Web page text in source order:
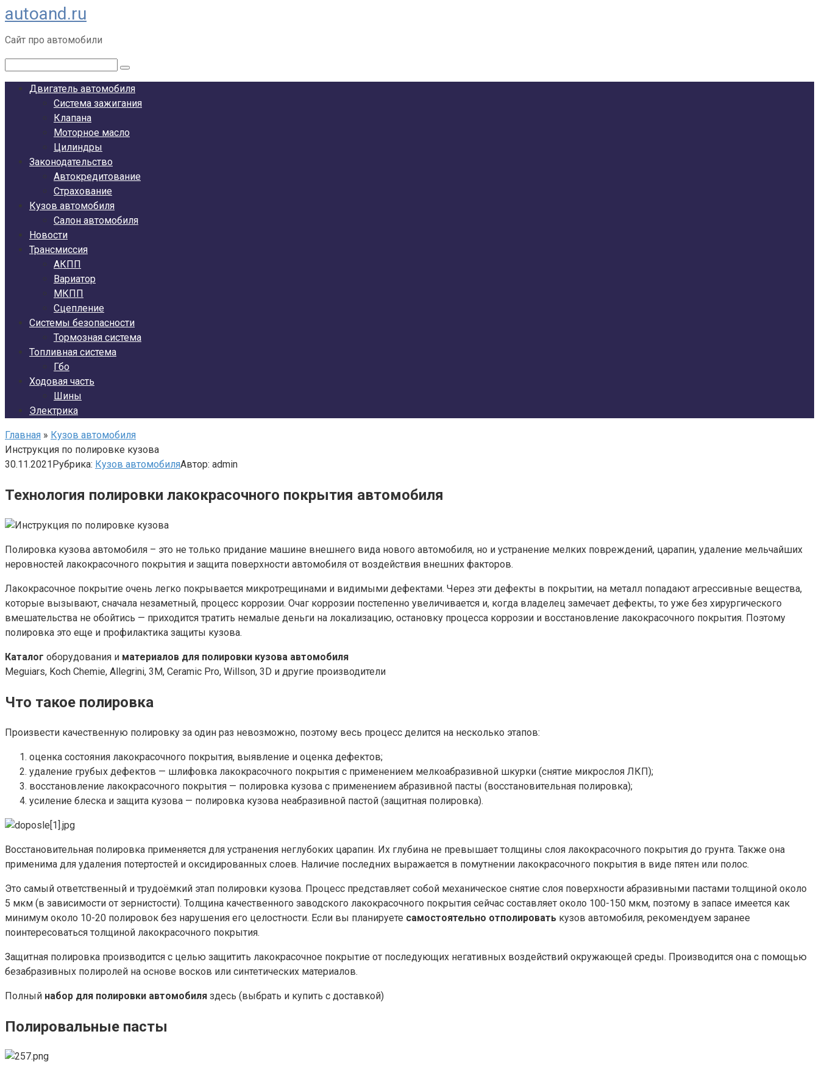
Перейти
к
контенту
autoand.ru
Сайт про автомобили
Двигатель автомобиля
Система зажигания
Клапана
Моторное масло
Цилиндры
Законодательство
Автокредитование
Страхование
Кузов автомобиля
Салон автомобиля
Новости
Трансмиссия
АКПП
Вариатор
МКПП
Сцепление
Системы безопасности
Тормозная система
Топливная система
Гбо
Ходовая часть
Шины
Электрика
Главная » Кузов автомобиля
Инструкция по полировке кузова
30.11.2021Рубрика: Кузов автомобиляАвтор: admin
Технология полировки лакокрасочного покрытия автомобиля
Полировка кузова автомобиля – это не только придание машине внешнего вида нового автомобиля, но и устранение мелких повреждений, царапин, удаление мельчайших
неровностей лакокрасочного покрытия и защита поверхности автомобиля от воздействия внешних факторов.
Лакокрасочное покрытие очень легко покрывается микротрещинами и видимыми дефектами. Через эти дефекты в покрытии, на металл попадают агрессивные вещества,
которые вызывают, сначала незаметный, процесс коррозии. Очаг коррозии постепенно увеличивается и, когда владелец замечает дефекты, то уже без хирургического
вмешательства не обойтись — приходится тратить немалые деньги на локализацию, остановку процесса коррозии и восстановление лакокрасочного покрытия. Поэтому
полировка это еще и профилактика защиты кузова.
Каталог оборудования и материалов для полировки кузова автомобиля
Meguiars, Koch Chemie, Allegrini, 3M, Ceramic Pro, Willson, 3D и другие производители
Что такое полировка
Произвести качественную полировку за один раз невозможно, поэтому весь процесс делится на несколько этапов:
оценка состояния лакокрасочного покрытия, выявление и оценка дефектов;
удаление грубых дефектов — шлифовка лакокрасочного покрытия с применением мелкоабразивной шкурки (снятие микрослоя ЛКП);
восстановление лакокрасочного покрытия — полировка кузова с применением абразивной пасты (восстановительная полировка);
усиление блеска и защита кузова — полировка кузова неабразивной пастой (защитная полировка).
Восстановительная полировка применяется для устранения неглубоких царапин. Их глубина не превышает толщины слоя лакокрасочного покрытия до грунта. Также она
применима для удаления потертостей и оксидированных слоев. Наличие последних выражается в помутнении лакокрасочного покрытия в виде пятен или полос.
Это самый ответственный и трудоёмкий этап полировки кузова. Процесс представляет собой механическое снятие слоя поверхности абразивными пастами толщиной около
5 мкм (в зависимости от зернистости). Толщина качественного заводского лакокрасочного покрытия сейчас составляет около 100-150 мкм, поэтому в запасе имеется как
минимум около 10-20 полировок без нарушения его целостности. Если вы планируете самостоятельно отполировать кузов автомобиля, рекомендуем заранее
поинтересоваться толщиной лакокрасочного покрытия.
Защитная полировка производится с целью защитить лакокрасочное покрытие от последующих негативных воздействий окружающей среды. Производится она с помощью
безабразивных полиролей на основе восков или синтетических материалов.
Полный набор для полировки автомобиля здесь (выбрать и купить с доставкой)
Полировальные пасты